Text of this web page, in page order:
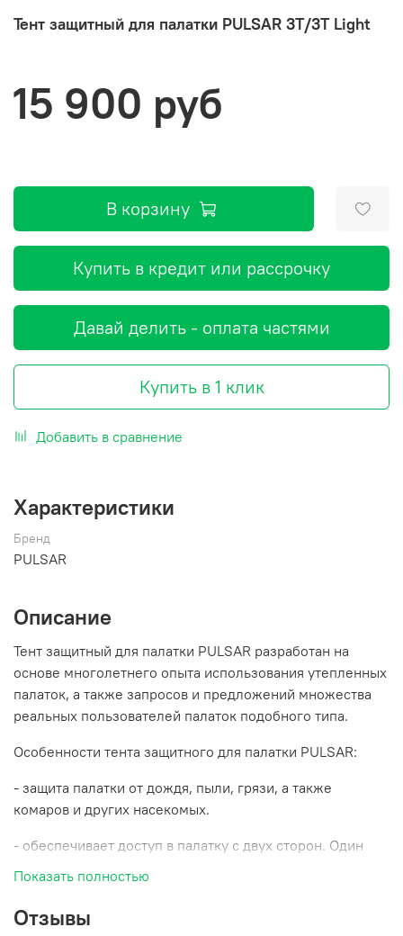
Тент защитный для палатки PULSAR 3Т/3Т Light
15 900 руб
В корзину
Купить в кредит или рассрочку
Давай делить - оплата частями
Купить в 1 клик
Добавить в сравнение
Характеристики
Бренд
PULSAR
Описание
Тент защитный для палатки PULSAR разработан на
основе многолетнего опыта использования утепленных
палаток, а также запросов и предложений множества
реальных пользователей палаток подобного типа.
Особенности тента защитного для палатки PULSAR:
- защита палатки от дождя, пыли, грязи, а также
комаров и других насекомых.
- обеспечивает доступ в палатку с двух сторон. Один
вход оснащен маркизой и москитной сеткой по всему
использование тента в сухую маловетреную погоду.
Показать полностью
Отзывы